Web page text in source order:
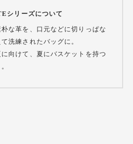
シリーズについて
な革を、口元などに切りっぱな
洗練されたバッグに。
向けて、夏にバスケットを持つ